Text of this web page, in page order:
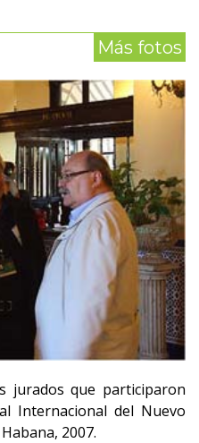
Más fotos
jurados que participaron
Internacional del Nuevo
2007.